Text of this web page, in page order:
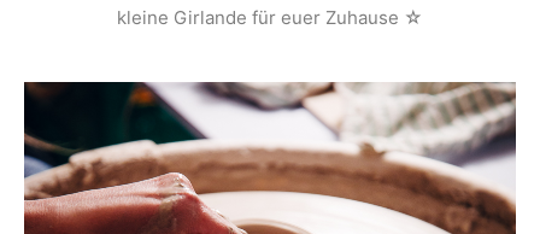
kleine Girlande für euer Zuhause ☆